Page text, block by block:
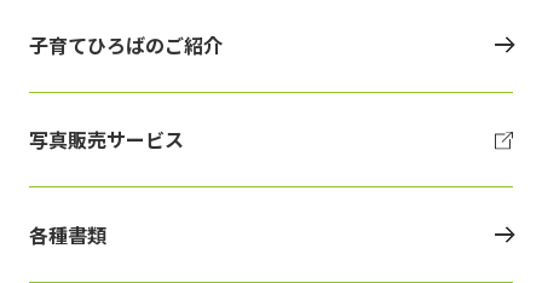
子育てひろばのご紹介
写真販売サービス
各種書類